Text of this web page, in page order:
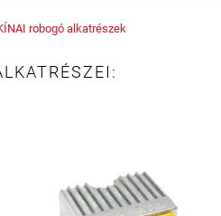
robogó alkatrészek